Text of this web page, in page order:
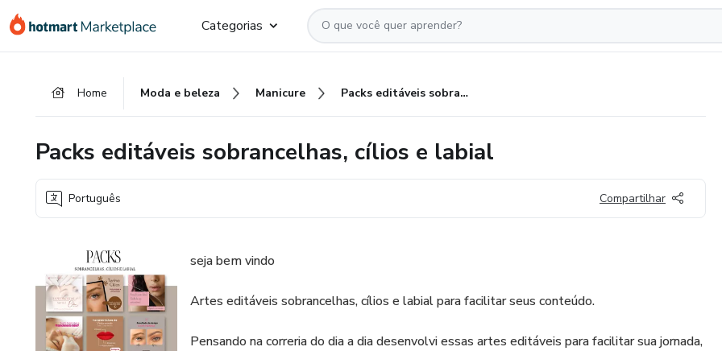
para
para
para
Categorias
Home Moda e beleza Manicure Packs editáveis sobrancelhas, cílios e labial
Packs editáveis sobrancelhas, cílios e labial
Português Compartilhar
seja bem vindo
Artes editáveis sobrancelhas, cílios e labial para facilitar seus conteúdo.
Pensando na correria do dia a dia desenvolvi essas artes editáveis para facilitar sua jornada,